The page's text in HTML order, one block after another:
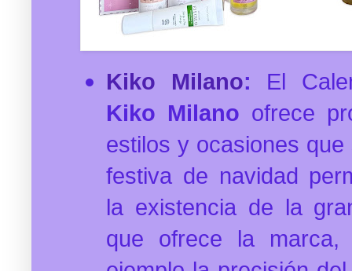
Kiko Milano: El
Kiko Milano ofrece
estilos y ocasiones
festiva de navidad
la existencia de la
que ofrece la